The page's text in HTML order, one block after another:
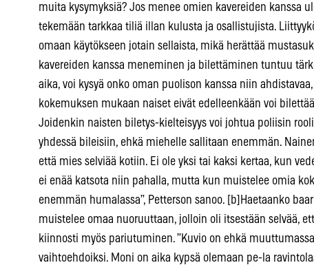
muita kysymyksiä? Jos menee omien kavereiden kanssa
tekemään tarkkaa tiliä illan kulusta ja osallistujista.
omaan käytökseen jotain sellaista, mikä herättää
kavereiden kanssa meneminen ja bilettäminen tuntuu
aika, voi kysyä onko oman puolison kanssa niin
kokemuksen mukaan naiset eivät edelleenkään voi
Joidenkin naisten biletys-kielteisyys voi johtua poliisin
yhdessä bileisiin, ehkä miehelle sallitaan enemmän.
että mies selviää kotiin. Ei ole yksi tai kaksi kertaa, kun
ei enää katsota niin pahalla, mutta kun muistelee omia
enemmän humalassa”, Petterson sanoo. [b]Haetaanko
muistelee omaa nuoruuttaan, jolloin oli itsestään selvää,
kiinnosti myös pariutuminen. ”Kuvio on ehkä
vaihtoehdoiksi. Moni on aika kypsä olemaan pe-la